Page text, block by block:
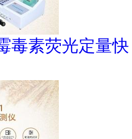
毒素荧光定量快